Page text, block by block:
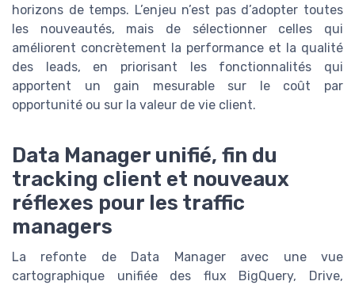
horizons de temps. L’enjeu n’est pas d’adopter toutes
les nouveautés, mais de sélectionner celles qui
améliorent concrètement la performance et la qualité
des leads, en priorisant les fonctionnalités qui
apportent un gain mesurable sur le coût par
opportunité ou sur la valeur de vie client.
Data Manager unifié, fin du
tracking client et nouveaux
réflexes pour les traffic
managers
La refonte de Data Manager avec une vue
cartographique unifiée des flux BigQuery, Drive,